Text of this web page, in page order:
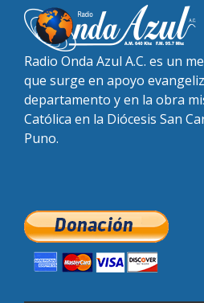
Radio Onda Azul A.C. es un
que surge en apoyo
departamento y en la obra
Católica en la Diócesis San
Puno.